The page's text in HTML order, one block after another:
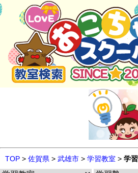
TOP > 佐賀県 > 武雄市 > 学習教室 > 学